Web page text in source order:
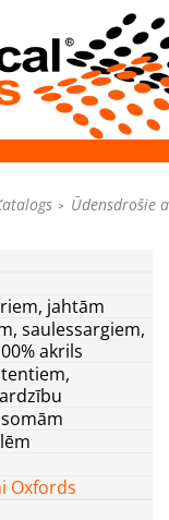
Ūdensdrošie
jahtām
saulessargiem,
akrils
Oxfords